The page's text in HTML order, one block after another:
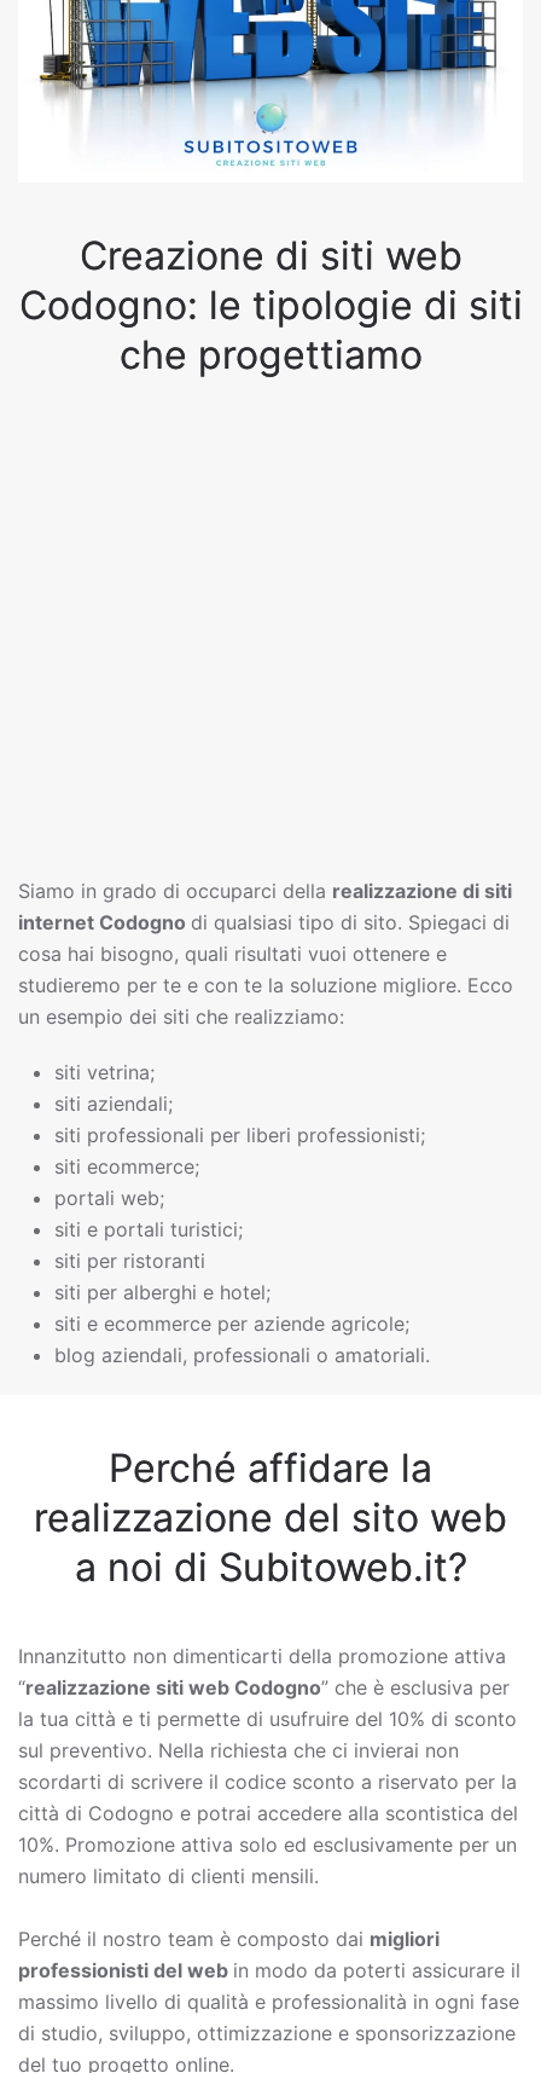
Creazione di siti web
Codogno: le tipologie di siti
che progettiamo
Siamo in grado di occuparci della realizzazione di siti
internet Codogno di qualsiasi tipo di sito. Spiegaci di
cosa hai bisogno, quali risultati vuoi ottenere e
studieremo per te e con te la soluzione migliore. Ecco
un esempio dei siti che realizziamo:
siti vetrina;
siti aziendali;
siti professionali per liberi professionisti;
siti ecommerce;
portali web;
siti e portali turistici;
siti per ristoranti
siti per alberghi e hotel;
siti e ecommerce per aziende agricole;
blog aziendali, professionali o amatoriali.
Perché affidare la
realizzazione del sito web
a noi di Subitoweb.it?
Innanzitutto non dimenticarti della promozione attiva
“realizzazione siti web Codogno” che è esclusiva per
la tua città e ti permette di usufruire del 10% di sconto
sul preventivo. Nella richiesta che ci invierai non
scordarti di scrivere il codice sconto a riservato per la
città di Codogno e potrai accedere alla scontistica del
10%. Promozione attiva solo ed esclusivamente per un
numero limitato di clienti mensili.
Perché il nostro team è composto dai migliori
professionisti del web in modo da poterti assicurare il
massimo livello di qualità e professionalità in ogni fase
di studio, sviluppo, ottimizzazione e sponsorizzazione
del tuo progetto online.